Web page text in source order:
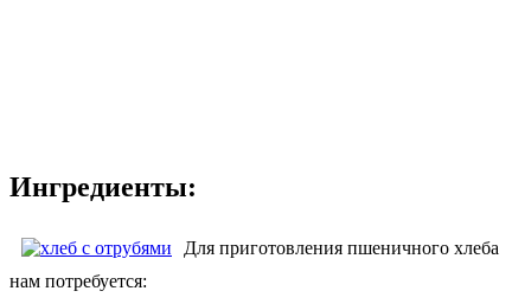
Ингредиенты:
Для приготовления пшеничного хлеба
нам потребуется: